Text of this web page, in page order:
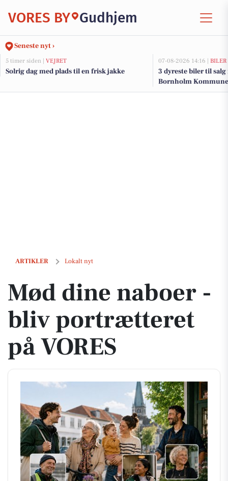
VORES BY Gudhjem
Seneste nyt ›
5 timer siden | VEJRET
Solrig dag med plads til en frisk jakke
07-08-2026 14:16 | BILER
3 dyreste biler til
Bornholm Kommune
ARTIKLER Lokalt nyt
Mød dine naboer - bliv portrætteret på VORES
Mød dine naboer -
bliv portrætteret
på VORES